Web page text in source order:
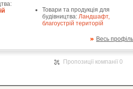
Товари та продукція для
будівництва: Ландшафт,
благоустрій територій
Весь профіль
Пропозиції компанії 0